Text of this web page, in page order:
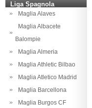
Liga Spagnola
Maglia Alaves
Maglia Albacete
Balompie
Maglia Almeria
Maglia Athletic Bilbao
Maglia Atletico Madrid
Maglia Barcellona
Maglia Burgos CF